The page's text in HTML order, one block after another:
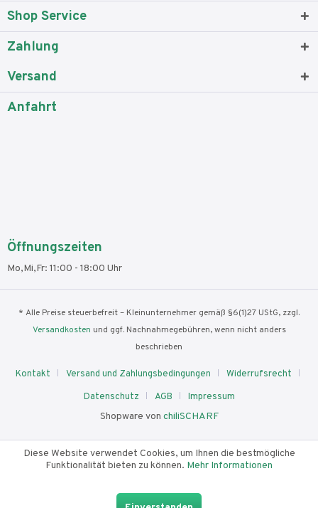
Shop Service
Zahlung
Versand
Anfahrt
Öffnungszeiten
Mo,Mi,Fr: 11:00 - 18:00 Uhr
* Alle Preise steuerbefreit – Kleinunternehmer gemäß §6(1)27 UStG, zzgl.
Versandkosten und ggf. Nachnahmegebühren, wenn nicht anders
beschrieben
Kontakt Versand und Zahlungsbedingungen
Widerrufsrecht
Datenschutz
AGB Impressum
Shopware von chiliSCHARF
Diese Website verwendet Cookies, um Ihnen die bestmögliche
Funktionalität bieten zu können. Mehr Informationen